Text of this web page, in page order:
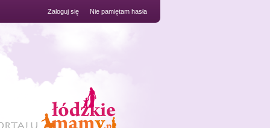
Zaloguj się Nie pamiętam hasła